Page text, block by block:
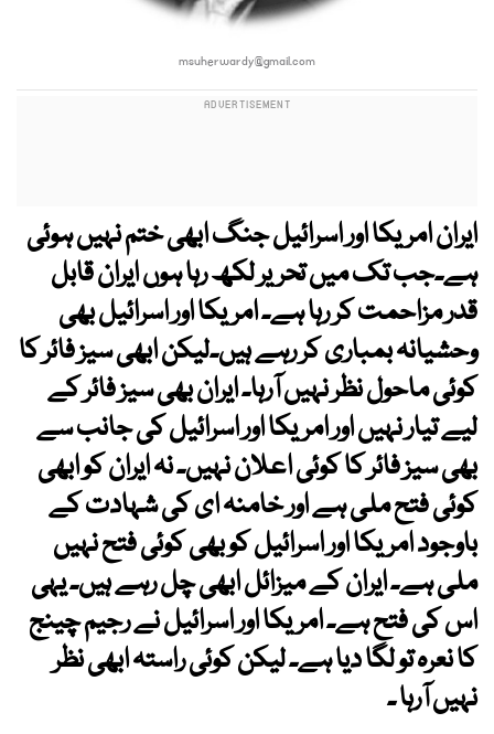
msuherwardy@gmail.com
ایران امریکا اور اسرائیل جنگ ابھی ختم نہیں ہوئی
ہے۔جب تک میں تحریر لکھ رہا ہوں ایران قابل
قدر مزاحمت کر رہا ہے۔ امریکا اور اسرائیل بھی
وحشیانہ بمباری کر رہے ہیں۔لیکن ابھی سیز فائر کا
کوئی ماحول نظر نہیں آرہا۔ ایران بھی سیز فائر کے
لیے تیار نہیں اور امریکا اور اسرائیل کی جانب سے
بھی سیز فائر کا کوئی اعلان نہیں۔ نہ ایران کو ابھی
کوئی فتح ملی ہے اور خامنہ ای کی شہادت کے
باوجود امریکا اور اسرائیل کو بھی کوئی فتح نہیں
ملی ہے۔ ایران کے میزائل ابھی چل رہے ہیں۔ یہی
اس کی فتح ہے۔ امریکا اور اسرائیل نے رجیم چینج
کا نعرہ تو لگا دیا ہے۔ لیکن کوئی راستہ ابھی نظر
نہیں آرہا ۔